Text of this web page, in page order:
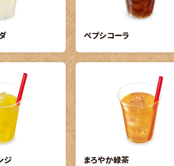
ペプシコーラ
ジ まろやか緑茶